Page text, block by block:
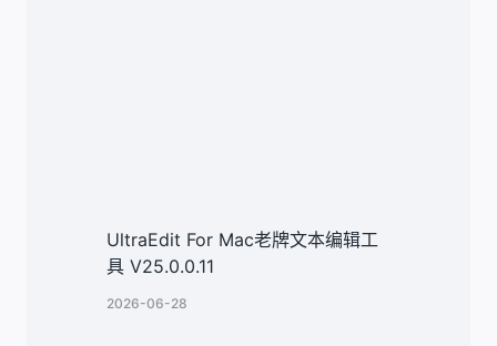
UltraEdit For Mac老牌文本编辑工
具 V25.0.0.11
2026-06-28